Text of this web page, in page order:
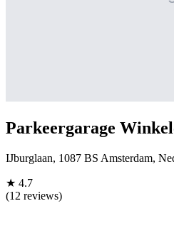
Parkeergarage
IJburglaan, 1087 BS Amsterdam,
★ 4.7
(12 reviews)